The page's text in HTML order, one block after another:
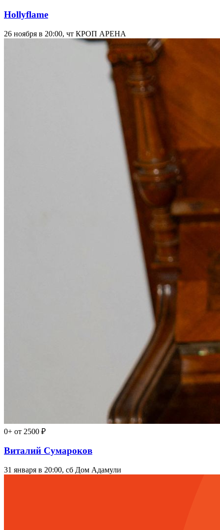
Hollyflame
26 ноября в 20:00, чт КРОП АРЕНА
0+ от 2500 ₽
Виталий Сумароков
31 января в 20:00, сб Дом Адамули